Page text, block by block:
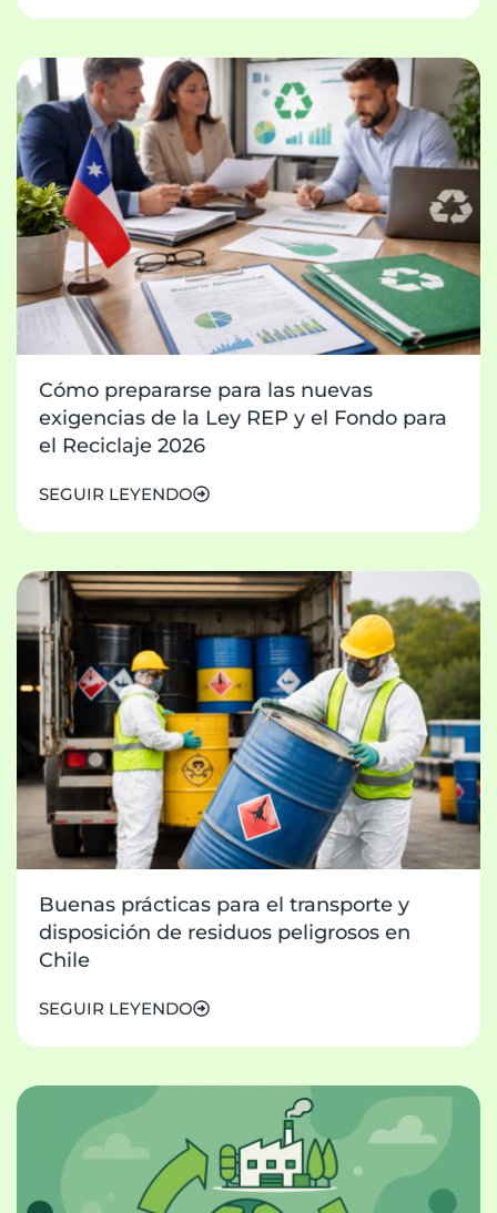
Cómo prepararse para las nuevas
exigencias de la Ley REP y el Fondo para
el Reciclaje 2026
SEGUIR LEYENDO
Buenas prácticas para el transporte y
disposición de residuos peligrosos en
Chile
SEGUIR LEYENDO